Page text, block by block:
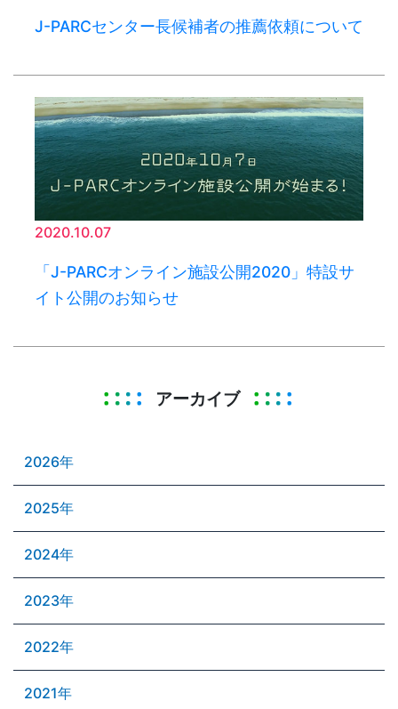
J-PARCセンター長候補者の推薦依頼について
2020.10.07
「J-PARCオンライン施設公開2020」特設サ
イト公開のお知らせ
アーカイブ
2026年
2025年
2024年
2023年
2022年
2021年